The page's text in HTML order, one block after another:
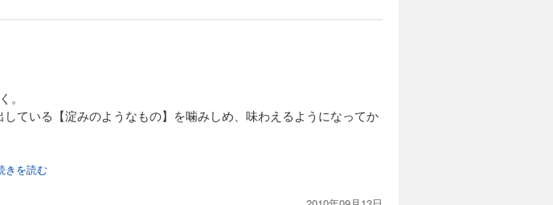
。
ている【淀みのようなもの】を噛みしめ、味わえるようになってか
きを読む